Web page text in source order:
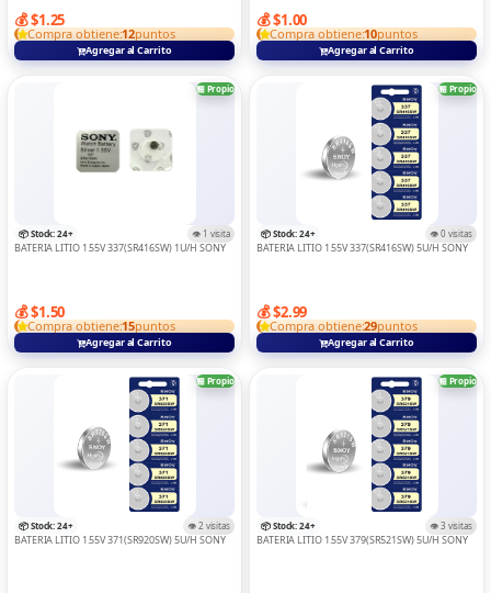
💰 $1.25
Compra obtiene:12puntos
Agregar al Carrito
💰 $1.00
Compra obtiene:10puntos
Agregar al Carrito
🏪 Propio
📦 Stock: 24+ 👁️ 1 visita
BATERIA LITIO 1.55V 337(SR416SW) 1U/H SONY
💰 $1.50
Compra obtiene:15puntos
Agregar al Carrito
🏪 Propio
📦 Stock: 24+ 👁️ 0 visitas
BATERIA LITIO 1.55V 337(SR416SW) 5U/H SONY
💰 $2.99
Compra obtiene:29puntos
Agregar al Carrito
🏪 Propio
📦 Stock: 24+ 👁️ 2 visitas
BATERIA LITIO 1.55V 371(SR920SW) 5U/H SONY
🏪 Propio
📦 Stock: 24+ 👁️ 3 visitas
BATERIA LITIO 1.55V 379(SR521SW) 5U/H SONY